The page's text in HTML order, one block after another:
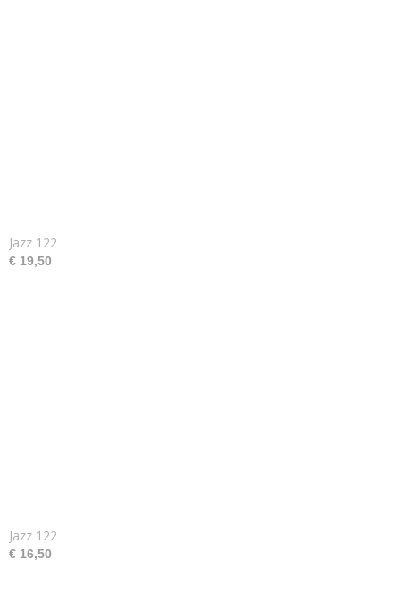
Jazz 122
€ 19,50
Jazz 122
€ 16,50